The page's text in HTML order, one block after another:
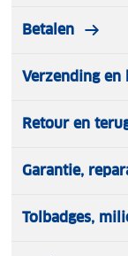
Betalen
Verzending en
Retour en
Garantie,
Tolbadges,